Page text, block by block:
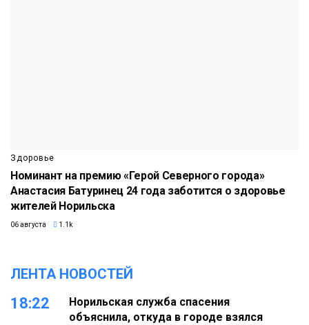
Здоровье
Номинант на премию «Герой Северного города»
Анастасия Батуринец 24 года заботится о здоровье
жителей Норильска
06 августа 1.1k
ЛЕНТА НОВОСТЕЙ
18:22
Норильская служба спасения
объяснила, откуда в городе взялся